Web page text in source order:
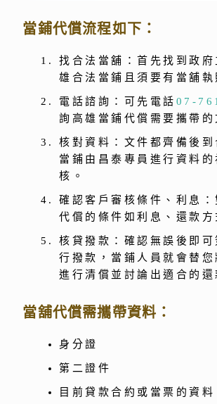
當鋪代償流程如下：
找合法當舖：首先找到政府
雄合法當鋪且須要有當舖執
電話諮詢：可先電話 07-
詢高雄當鋪代償需要攜帶的
核對資料：文件都齊備後到
當鋪由昌泰專員進行資料的
核。
確認客戶審核條件、利息：
代償的條件如利息、還款方
核貸撥款：確認無誤後即可
行撥款，當鋪人員就會替您
進行清償並討論出適合的還
當舖代償需攜帶資料：
身分證
第二證件
目前貸款合約或當票的資料